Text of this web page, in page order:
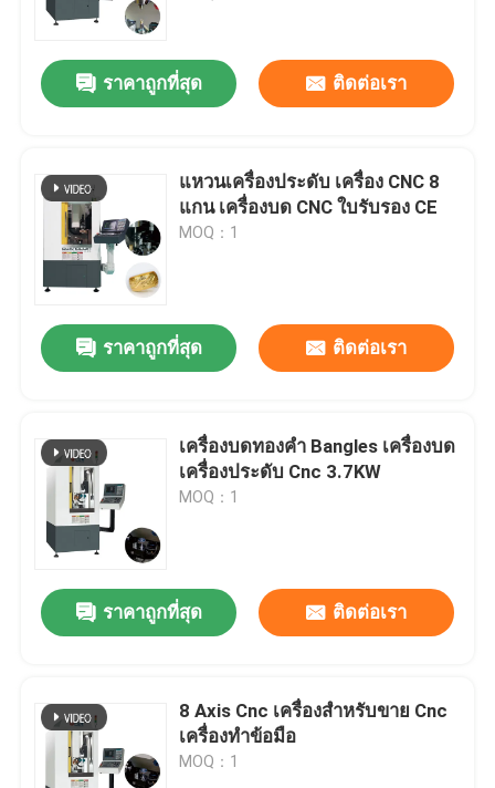
สินค้า
รายการ VR
เกี่ยวกับเรา
การควบคุมคุณภาพ
ข่าว
กรณี
บล็อก
ราคาถูกที่สุด ติดต่อเรา
แหวนเครื่องประดับ เครื่อง CNC 8
แกน เครื่องบด CNC ใบรับรอง CE
MOQ：1
ราคาถูกที่สุด ติดต่อเรา
เครื่องบดทองคํา Bangles เครื่องบด
เครื่องประดับ Cnc 3.7KW
MOQ：1
ราคาถูกที่สุด ติดต่อเรา
8 Axis Cnc เครื่องสําหรับขาย Cnc
เครื่องทําข้อมือ
MOQ：1